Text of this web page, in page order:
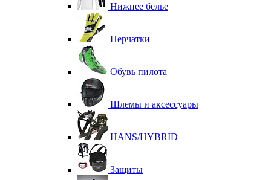
Нижнее белье
Перчатки
Обувь пилота
Шлемы и аксессуары
HANS/HYBRID
Защиты